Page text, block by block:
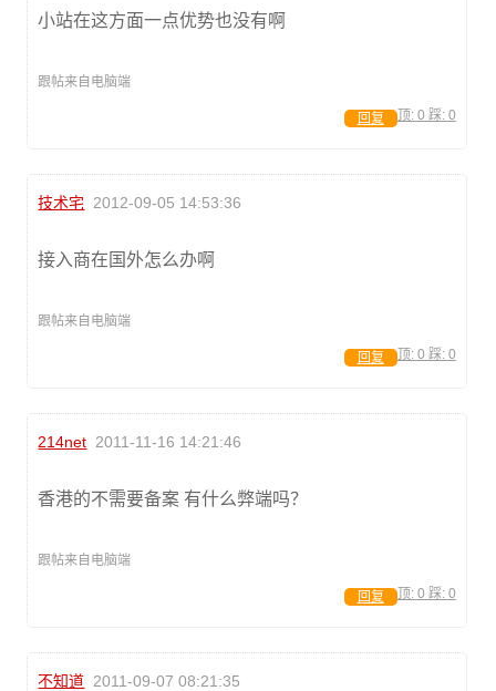
小站在这方面一点优势也没有啊
跟帖来自电脑端
顶: 0 踩: 0
回复
技术宅 2012-09-05 14:53:36
接入商在国外怎么办啊
跟帖来自电脑端
顶: 0 踩: 0
回复
214net 2011-11-16 14:21:46
香港的不需要备案 有什么弊端吗？
跟帖来自电脑端
顶: 0 踩: 0
回复
不知道 2011-09-07 08:21:35